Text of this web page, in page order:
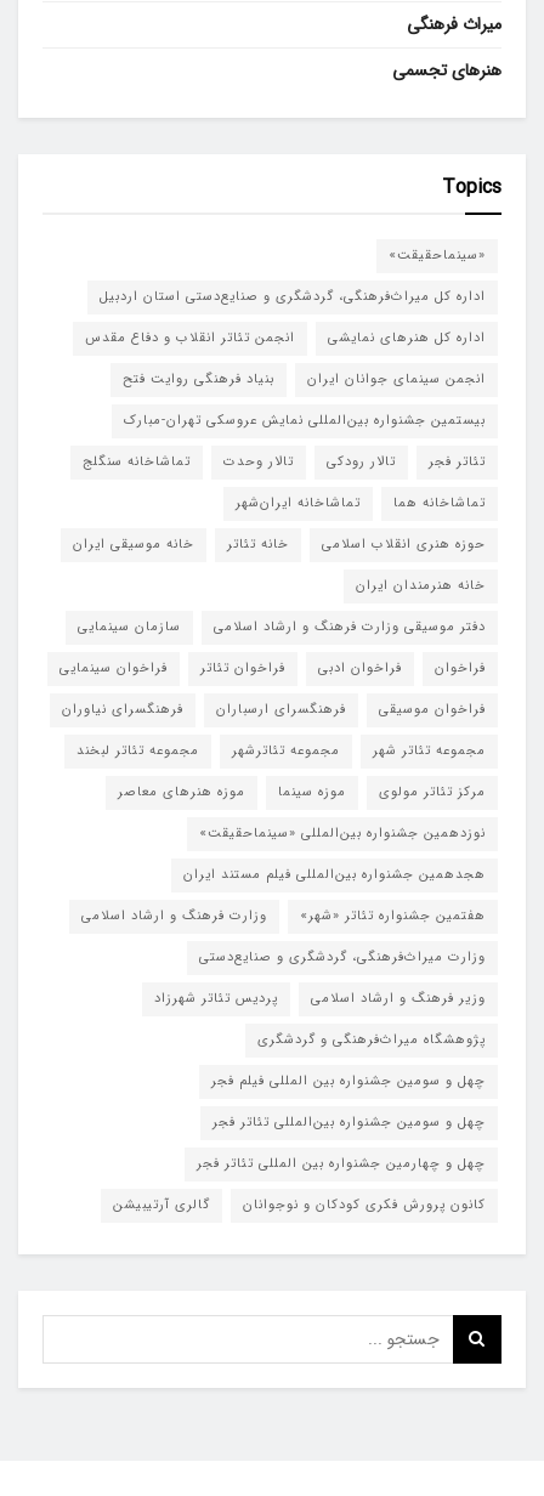
میراث فرهنگی
هنرهای تجسمی
Topics
«سینماحقیقت»
اداره کل میراث‌فرهنگی، گردشگری و صنایع‌دستی استان اردبیل
اداره کل هنرهای نمایشی
انجمن تئاتر انقلاب و دفاع مقدس
انجمن سینمای جوانان ایران
بنیاد فرهنگی روایت فتح
بیستمین جشنواره بین‌المللی نمایش عروسکی تهران-مبارک
تئاتر فجر
تالار رودکی تالار وحدت
تماشاخانه سنگلج
تماشاخانه هما
تماشاخانه‌ ایران‌شهر
حوزه هنری انقلاب اسلامی
خانه تئاتر
خانه موسیقی ایران
خانه هنرمندان ایران
دفتر موسیقی وزارت فرهنگ و ارشاد اسلامی
سازمان سینمایی
فراخوان
فراخوان ادبی فراخوان تئاتر
فراخوان سینمایی
فراخوان موسیقی
فرهنگسرای ارسباران
فرهنگسرای نیاوران
مجموعه تئاتر شهر
مجموعه تئاترشهر
مجموعه تئاتر لبخند
مرکز تئاتر مولوی
موزه سینما
موزه هنرهای معاصر
نوزدهمین جشنواره بین‌المللی «سینماحقیقت»
هجدهمین جشنواره بین‌المللی فیلم مستند ایران
هفتمین جشنواره تئاتر «شهر»
وزارت فرهنگ و ارشاد اسلامی
وزارت میراث‌فرهنگی، گردشگری و صنایع‌دستی
وزیر فرهنگ و ارشاد اسلامی
پردیس تئاتر شهرزاد
پژوهشگاه میراث‌فرهنگی و گردشگری
چهل و سومین جشنواره بین المللی فیلم فجر
چهل و سومین جشنواره بین‌المللی تئاتر فجر
چهل و چهارمین جشنواره بین المللی تئاتر فجر
کانون پرورش فکری کودکان و نوجوانان
گالری آرتیبیشن